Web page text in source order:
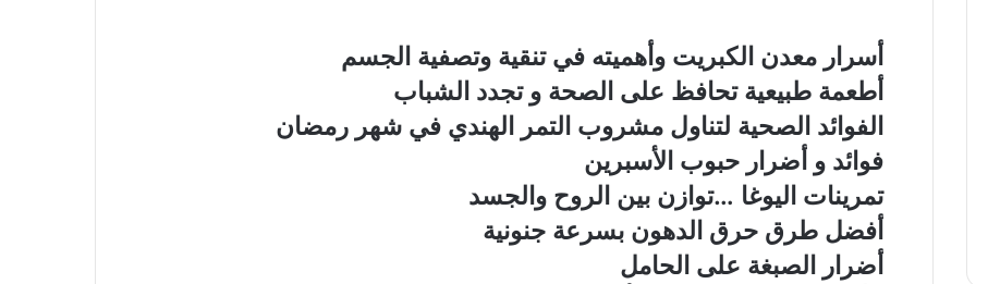
أسرار معدن الكبريت وأهميته في تنقية وتصفية الجسم
أطعمة طبيعية تحافظ على الصحة و تجدد الشباب
الفوائد الصحية لتناول مشروب التمر الهندي في شهر رمضان
فوائد و أضرار حبوب الأسبرين
تمرينات اليوغا …توازن بين الروح والجسد
أفضل طرق حرق الدهون بسرعة جنونية
أضرار الصبغة على الحامل